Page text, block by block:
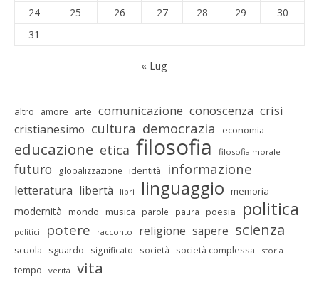
24
25 26 27 28 29
30
31
« Lug
altro amore arte comunicazione conoscenza crisi
cristianesimo cultura democrazia economia
educazione etica filosofia filosofia morale
futuro globalizzazione identità informazione
letteratura libertà libri linguaggio memoria
modernità mondo musica parole paura poesia politica
politici potere racconto religione sapere scienza
scuola sguardo significato società società complessa storia
tempo verità vita